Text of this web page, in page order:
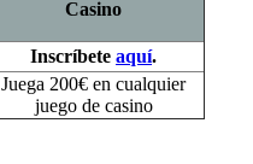
Casino
Inscríbete aquí.
Juega 200€ en cualquier
juego de casino